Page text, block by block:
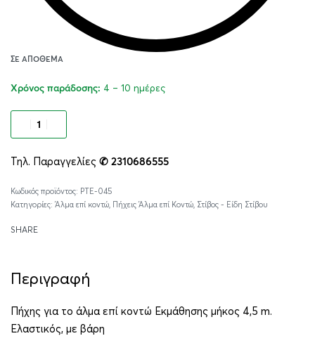
ΣΕ ΑΠΌΘΕΜΑ
Χρόνος παράδοσης: 4 – 10 ημέρες
Τηλ. Παραγγελίες ✆ 2310686555
PTE-045
Κατηγορίες: Άλμα επί κοντώ Πήχεις Άλμα επί Κοντώ Στίβος - Είδη Στίβου
SHARE
Περιγραφή
Πήχης για το άλμα επί κοντώ Εκμάθησης μήκος 4,5 m.
Ελαστικός, με βάρη